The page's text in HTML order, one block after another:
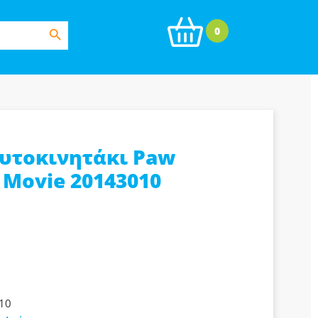
Search Button
0
Paw
20143010